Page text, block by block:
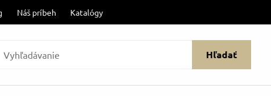
Náš príbeh Katalógy
Hľadať